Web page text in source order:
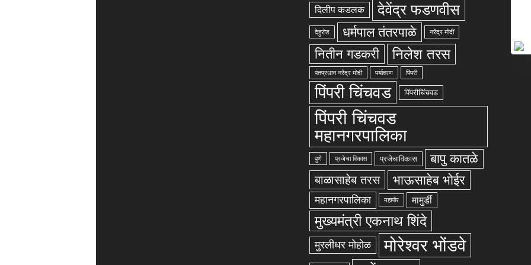
दिलीप कडलक देवेंद्र फडणवीस
देहुरोड धर्मपाल तंतरपाळे नरेंद्र मोदीं
नितीन गडकरी निलेश तरस
पंतप्रधान नरेंद्र मोदी पर्यावरण पिंपरी
पिंपरी चिंचवड पिंपरीचिंचवड
पिंपरी चिंचवड
महानगरपालिका
पुणे प्रजेचा विकास प्रजेचाविकास बापु कातळे
बाळासाहेब तरस भाऊसाहेब भोईर
महानगरपालिका महापौर मामुर्डी
मुख्यमंत्री एकनाथ शिंदे
मुरलीधर मोहोळ मोरेश्वर भोंडवे